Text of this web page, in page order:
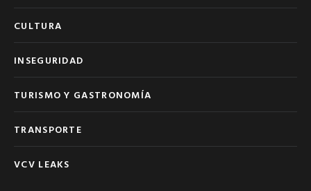
CULTURA
INSEGURIDAD
TURISMO Y GASTRONOMÍA
TRANSPORTE
VCV LEAKS